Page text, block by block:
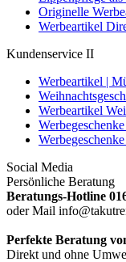
Originelle
Werbeartikel
Kundenservice II
Werbeartikel |
Werbeartikel
Social Media
Persönliche Beratung
Beratungs-Hotline
oder Mail
Perfekte Beratung
Direkt und ohne